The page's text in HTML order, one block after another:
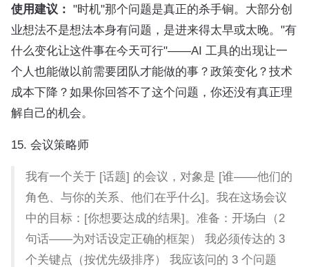
使用建议： "时机"那个问题是真正的杀手锏。大部分创
业想法不是想法本身有问题，是进来得太早或太晚。"有
什么变化让这件事在今天可行"——AI 工具的出现让一
个人也能做以前需要团队才能做的事？政策变化？技术
成本下降？如果你回答不了这个问题，你还没有真正理
解自己的机会。
15. 会议策略师
我有一个关于 [话题] 的会议，对象是 [谁——他们的
角色、与你的关系、他们在乎什么]。我在这场会议
中的目标：[你想要达成的结果]。准备：开场白（2
句话——为对话设定正确的框架） 我必须传达的 3
个关键点（按优先级排序） 我应该问的 3 个问题